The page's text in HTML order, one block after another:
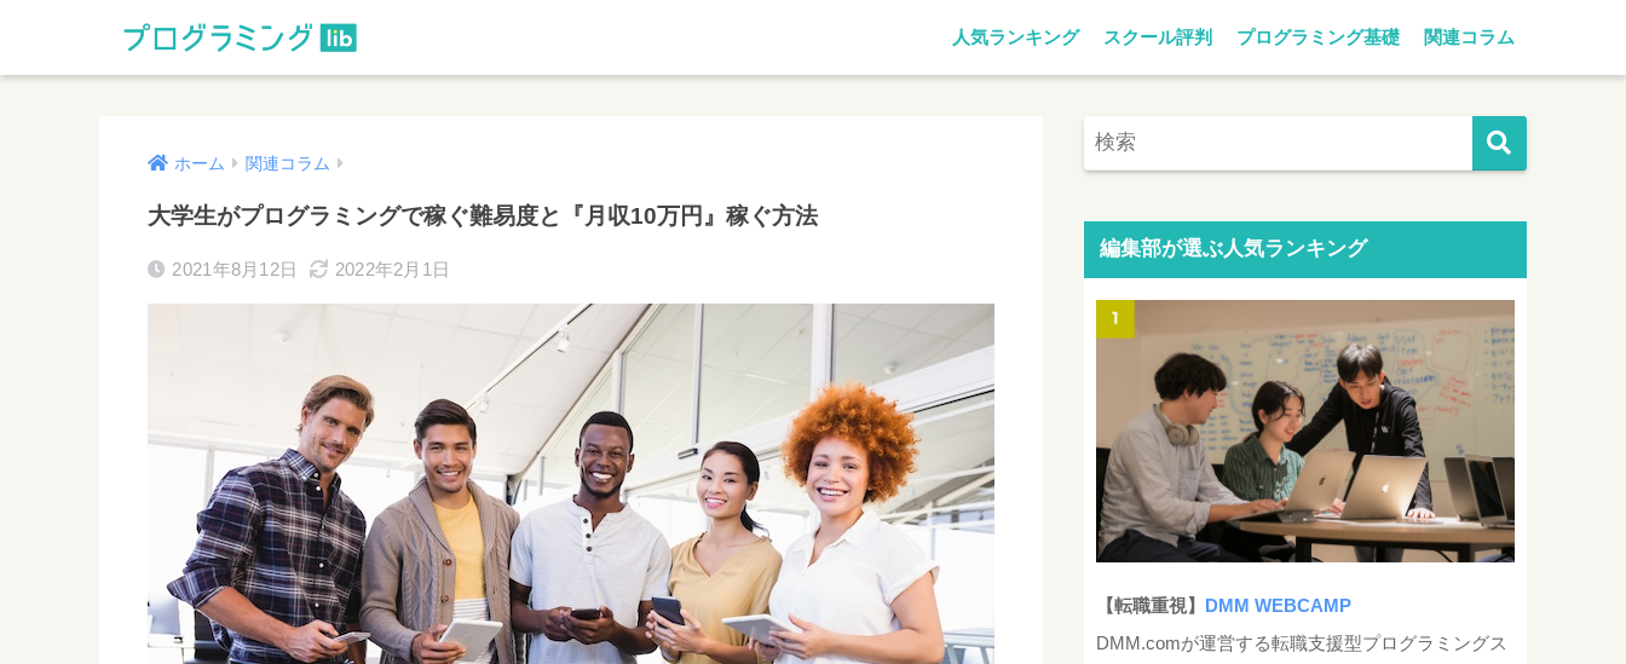
人気ランキング スクール評判 プログラミング基礎 関連コラム
ホーム 関連コラム
大学生がプログラミングで稼ぐ難易度と『月収10万円』稼ぐ方法
2021年8月12日 2022年2月1日
編集部が選ぶ人気ランキング
【転職重視】 DMM WEBCAMP
DMM.comが運営する転職支援型プログラミングス